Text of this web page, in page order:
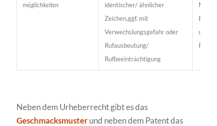
möglichkeiten
identischer/ ähnlicher
Zeichen,ggf. mit
Verwechslungsgefahr oder
Rufausbeutung/
Rufbeeinträchtigung
Neben dem Urheberrecht gibt es das
Geschmacksmusterund neben dem Patent das